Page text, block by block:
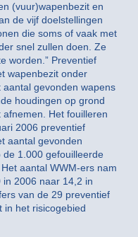
(vuur)wapenbezit en
de vijf doelstellingen
die soms of vaak met
snel zullen doen. Ze
worden.” Preventief
wapenbezit onder
aantal gevonden wapens
houdingen op grond
Het fouilleren
2006 preventief
aantal gevonden
1.000 gefouilleerde
aantal WWM-ers nam
2006 naar 14,2 in
van de 29 preventief
in het risicogebied